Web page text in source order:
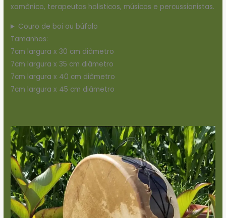
xamânico, terapeutas holisticos, músicos e percussionistas.
Couro de boi ou búfalo
Tamanhos:
7cm largura x 30 cm diâmetro
7cm largura x 35 cm diâmetro
7cm largura x 40 cm diâmetro
7cm largura x 45 cm diâmetro